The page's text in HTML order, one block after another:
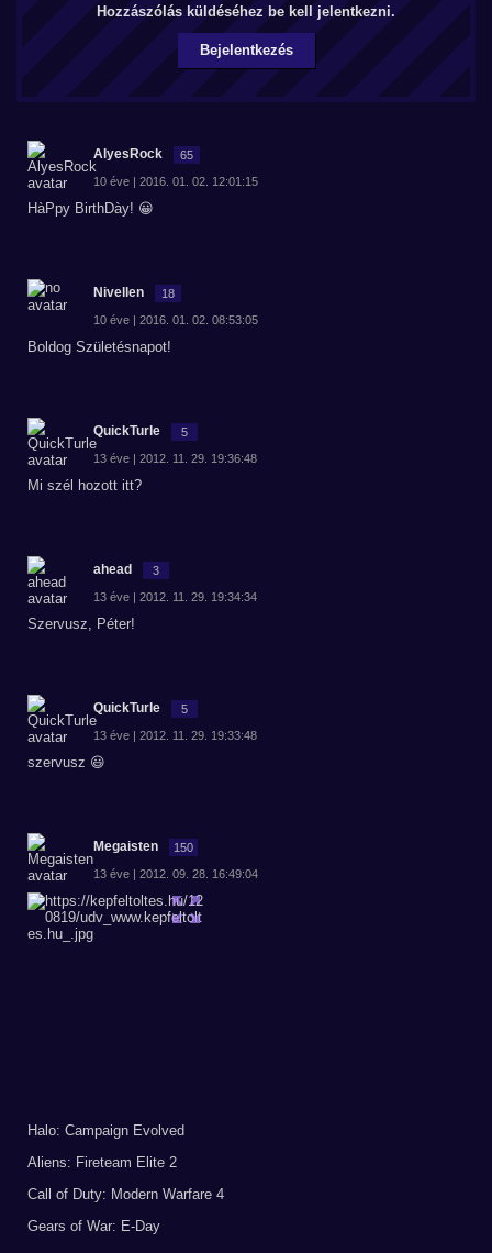
Hozzászólás küldéséhez be kell jelentkezni.
Bejelentkezés
AlyesRock 65
10 éve | 2016. 01. 02. 12:01:15
HàPpy BirthDày! 😀
Nivellen 18
10 éve | 2016. 01. 02. 08:53:05
Boldog Születésnapot!
QuickTurle 5
13 éve | 2012. 11. 29. 19:36:48
Mi szél hozott itt?
ahead 3
13 éve | 2012. 11. 29. 19:34:34
Szervusz, Péter!
QuickTurle 5
13 éve | 2012. 11. 29. 19:33:48
szervusz 😃
Megaisten 150
13 éve | 2012. 09. 28. 16:49:04
Halo: Campaign Evolved
Aliens: Fireteam Elite 2
Call of Duty: Modern Warfare 4
Gears of War: E-Day